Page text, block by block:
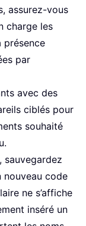
assurez-vous
charge les
présence
par
avec des
ciblés pour
souhaité
sauvegardez
nouveau code
ne s’affiche
inséré un